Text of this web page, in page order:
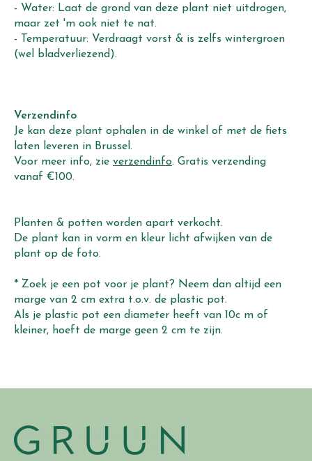
- Water: Laat de grond van deze plant niet uitdrogen,
maar zet 'm ook niet te nat.
- Temperatuur: Verdraagt vorst & is zelfs wintergroen
(wel bladverliezend).
Verzendinfo
Je kan deze plant ophalen in de winkel of met de fiets
laten leveren in Brussel.
Voor meer info, zie verzendinfo. Gratis verzending
vanaf €100.
Planten & potten worden apart verkocht.
De plant kan in vorm en kleur licht afwijken van de
plant op de foto.
* Zoek je een pot voor je plant? Neem dan altijd een
marge van 2 cm extra t.o.v. de plastic pot.
Als je plastic pot een diameter heeft van 10c m of
kleiner, hoeft de marge geen 2 cm te zijn.